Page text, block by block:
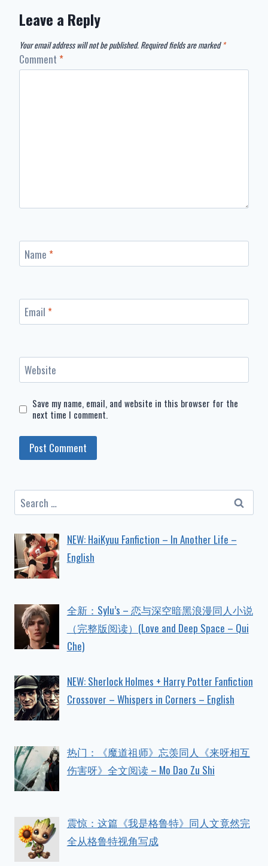
Leave a Reply
Your email address will not be published. Required fields are marked *
Comment *
Name *
Email *
Website
Save my name, email, and website in this browser for the
next time I comment.
Search
for:
NEW: HaiKyuu Fanfiction – In Another Life –
English
全新：Sylu’s – 恋与深空暗黑浪漫同人小说
（完整版阅读）(Love and Deep Space – Qui
Che)
NEW: Sherlock Holmes + Harry Potter Fanfiction
Crossover – Whispers in Corners – English
热门：《魔道祖师》忘羡同人《来呀相互
伤害呀》全文阅读 – Mo Dao Zu Shi
震惊：这篇《我是格鲁特》同人文竟然完
全从格鲁特视角写成